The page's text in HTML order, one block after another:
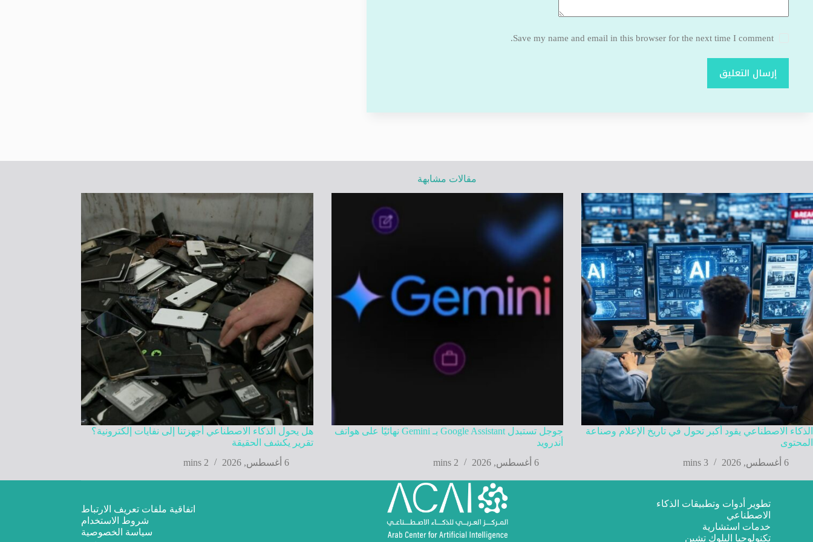
Save my name and email in this browser for the next time I comment.
إرسال التعليق
مقالات مشابهة
الذكاء الاصطناعي يقود أكبر تحول في تاريخ الإعلام وصناعة
المحتوى
6 أغسطس, 2026
3 mins
جوجل تستبدل Google Assistant بـ Gemini نهائيًا على هواتف
أندرويد
6 أغسطس, 2026
2 mins
هل يحول الذكاء الاصطناعي أجهزتنا إلى نفايات إلكترونية؟
تقرير يكشف الحقيقة
6 أغسطس, 2026
2 mins
تطوير أدوات وتطبيقات الذكاء
الاصطناعي
خدمات استشارية
تكنولوجيا البلوك تشين
اتفاقية ملفات تعريف الارتباط
شروط الاستخدام
سياسة الخصوصية